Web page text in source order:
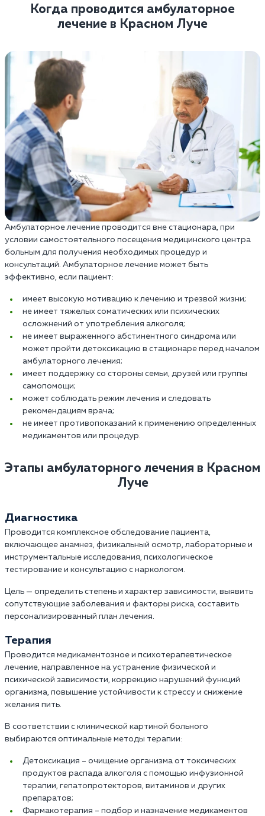
Когда проводится амбулаторное
лечение в Красном Луче
Амбулаторное лечение проводится вне стационара, при
условии самостоятельного посещения медицинского центра
больным для получения необходимых процедур и
консультаций. Амбулаторное лечение может быть
эффективно, если пациент:
имеет высокую мотивацию к лечению и трезвой жизни;
не имеет тяжелых соматических или психических
осложнений от употребления алкоголя;
не имеет выраженного абстинентного синдрома или
может пройти детоксикацию в стационаре перед началом
амбулаторного лечения;
имеет поддержку со стороны семьи, друзей или группы
самопомощи;
может соблюдать режим лечения и следовать
рекомендациям врача;
не имеет противопоказаний к применению определенных
медикаментов или процедур.
Этапы амбулаторного лечения в Красном
Луче
Диагностика
Проводится комплексное обследование пациента,
включающее анамнез, физикальный осмотр, лабораторные и
инструментальные исследования, психологическое
тестирование и консультацию с наркологом.
Цель — определить степень и характер зависимости, выявить
сопутствующие заболевания и факторы риска, составить
персонализированный план лечения.
Терапия
Проводится медикаментозное и психотерапевтическое
лечение, направленное на устранение физической и
психической зависимости, коррекцию нарушений функций
организма, повышение устойчивости к стрессу и снижение
желания пить.
В соответствии с клинической картиной больного
выбираются оптимальные методы терапии:
Детоксикация – очищение организма от токсических
продуктов распада алкоголя с помощью инфузионной
терапии, гепатопротекторов, витаминов и других
препаратов;
Фармакотерапия – подбор и назначение медикаментов